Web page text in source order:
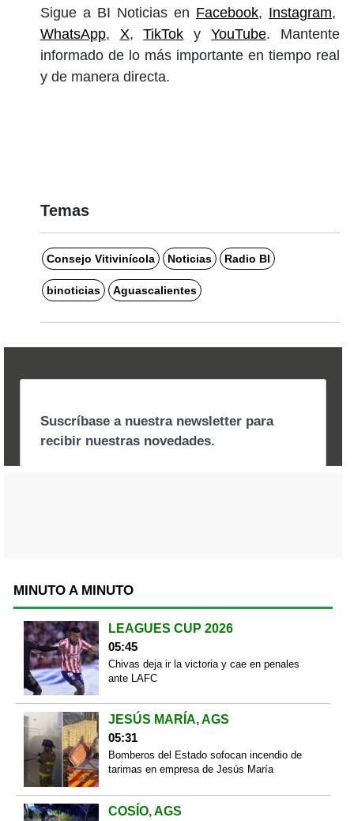
Sigue a BI Noticias en Facebook, Instagram,
WhatsApp, X,TikTok yYouTube. Mantente
informado de lo más importante en tiempo real
y de manera directa.
Temas
Consejo Vitivinícola Noticias Radio BI
binoticias Aguascalientes
MINUTO A MINUTO
LEAGUES CUP 2026
05:45
Chivas deja ir la victoria y cae en penales
ante LAFC
JESÚS MARÍA, AGS
05:31
Bomberos del Estado sofocan incendio de
tarimas en empresa de Jesús María
COSÍO, AGS